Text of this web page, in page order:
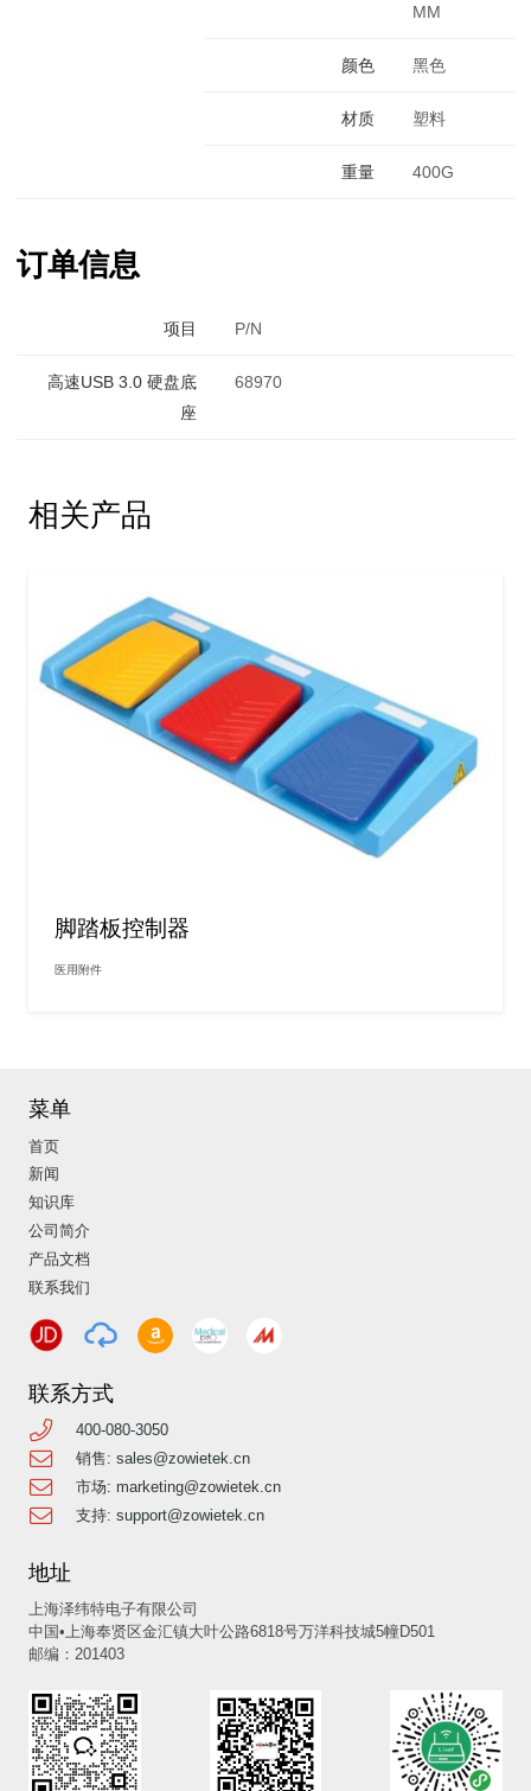
MM
颜色 黑色
材质 塑料
重量 400G
订单信息
项目 P/N
高速USB 3.0 硬盘底
座
68970
相关产品
脚踏板控制器
医用附件
菜单
首页
新闻
知识库
公司简介
产品文档
联系我们
联系方式
400-080-3050
销售: sales@zowietek.cn
市场: marketing@zowietek.cn
支持: support@zowietek.cn
地址
上海泽纬特电子有限公司
中国•上海奉贤区金汇镇大叶公路6818号万洋科技城5幢D501
邮编：201403